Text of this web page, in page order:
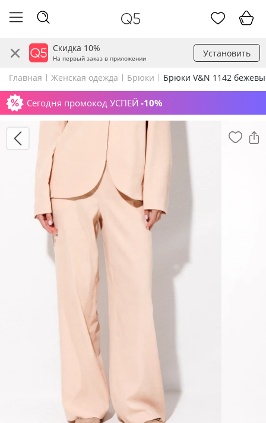
Скидка 10%
На первый заказ в приложении Установить
Главная Женская одежда Брюки Брюки V&N 1142
Сегодня промокод УСПЕЙ -10%